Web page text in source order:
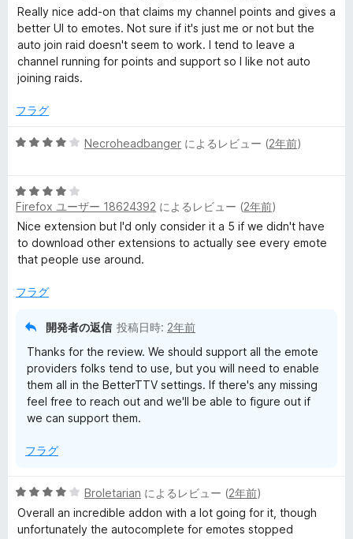
価
5
の
評
価
段
階
中
5
の
価
Really nice add-on that claims my channel points and gives a
better UI to emotes. Not sure if it's just me or not but the
auto join raid doesn't seem to work. I tend to leave a
channel running for points and support so I like not auto
joining raids.
フラグ
5
中
4
の
評
価
Necroheadbanger によるレビュー (2年前)
5
段
階
中
4
評
Firefox ユーザー 18624392 によるレビュー (2年前)
Nice extension but I'd only consider it a 5 if we didn't have
to download other extensions to actually see every emote
that people use around.
フラグ
開発者の返信 投稿日時: 2年前
Thanks for the review. We should support all the emote
providers folks tend to use, but you will need to enable
them all in the BetterTTV settings. If there's any missing
feel free to reach out and we'll be able to figure out if
we can support them.
フラグ
5
段
階
Broletarian によるレビュー (2年前)
Overall an incredible addon with a lot going for it, though
unfortunately the autocomplete for emotes stopped